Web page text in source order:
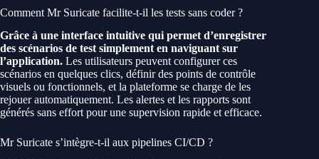
Comment Mr Suricate facilite-t-il les tests sans coder ?
Grâce à une interface intuitive qui permet d’enregistrer
des scénarios de test simplement en naviguant sur
l’application. Les utilisateurs peuvent configurer ces
scénarios en quelques clics, définir des points de contrôle
visuels ou fonctionnels, et la plateforme se charge de les
rejouer automatiquement. Les alertes et les rapports sont
générés sans effort pour une supervision rapide et efficace.
Mr Suricate s’intègre-t-il aux pipelines CI/CD ?